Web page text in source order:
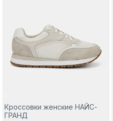
Кроссовки женские НАЙС-
ГРАНД